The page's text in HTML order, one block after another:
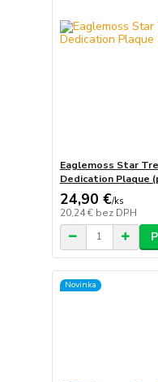
Eaglemoss Star
Dedication Plaque
24,90 €/ks
20,24 € bez DPH
Novinka